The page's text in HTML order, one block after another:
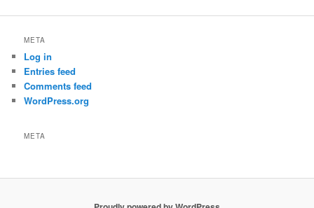
META
Log in
Entries feed
Comments feed
WordPress.org
META